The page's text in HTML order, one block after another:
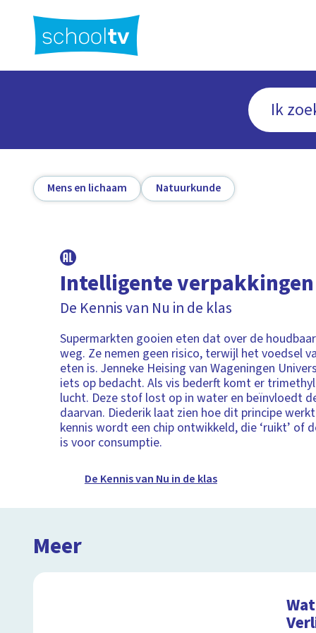
hoofdinhoud
Mens en lichaam Natuurkunde
Intelligente verpakkingen
De Kennis van Nu in de klas
Supermarkten gooien eten dat over de
weg. Ze nemen geen risico, terwijl het voedsel
eten is. Jenneke Heising van Wageningen
iets op bedacht. Als vis bederft komt er
lucht. Deze stof lost op in water en beïnvloedt
daarvan. Diederik laat zien hoe dit principe
kennis wordt een chip ontwikkeld, die ‘ruikt’ of
is voor consumptie.
De Kennis van Nu in de klas
Meer